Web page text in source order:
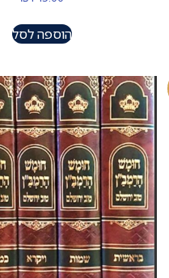
הוספה לסל